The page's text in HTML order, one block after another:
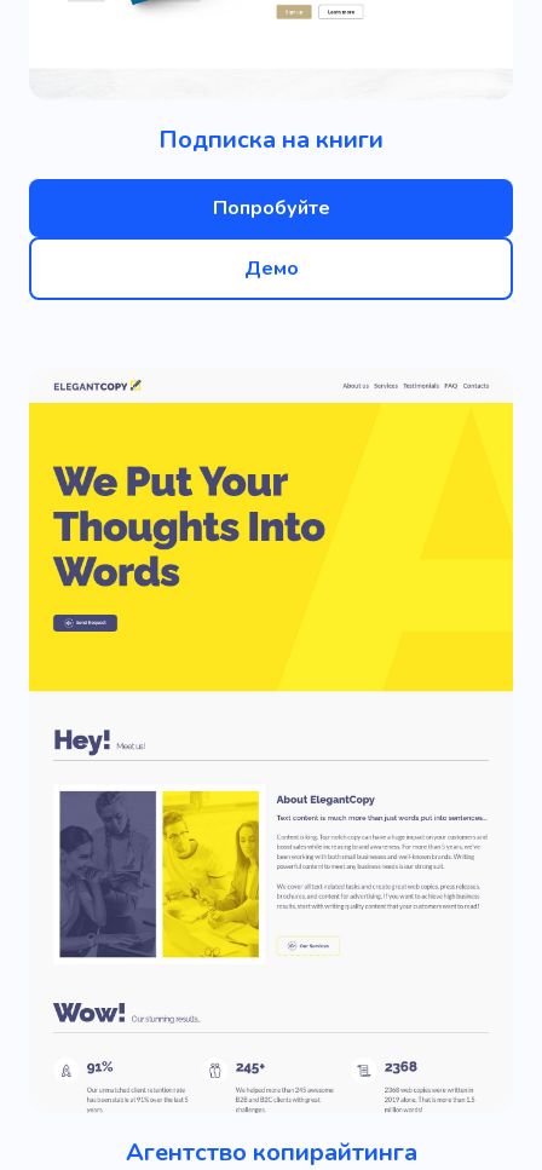
Подписка на книги
Попробуйте
Демо
Агентство копирайтинга